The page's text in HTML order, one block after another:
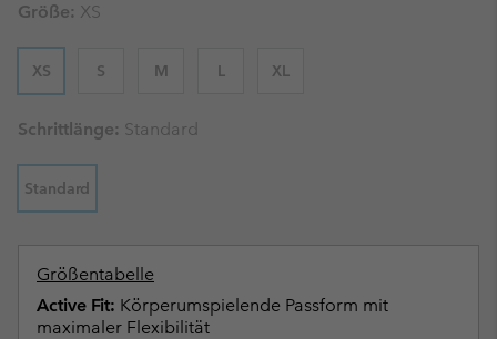
Größe: XS
XS S M L XL
Schrittlänge: Standard
Standard
Größentabelle
Active Fit: Körperumspielende Passform mit
maximaler Flexibilität